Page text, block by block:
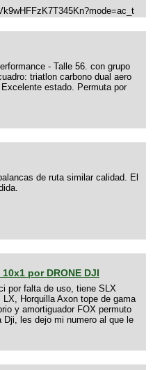
- Talle 56. con grupo
triatlon carbono dual aero
estado. Permuta por
de ruta similar calidad. El
por DRONE DJI
por falta de uso, tiene SLX
Horquilla Axon tope de gama
y amortiguador FOX permuto
Dji, les dejo mi numero al que le